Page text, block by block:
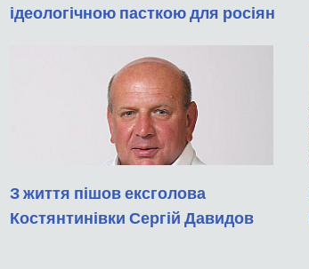
ідеологічною пасткою для росіян
З життя пішов ексголова
Костянтинівки Сергій Давидов